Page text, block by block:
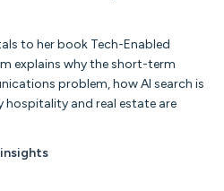
to her book Tech-Enabled
explains why the short-term
problem, how AI search is
hospitality and real estate are